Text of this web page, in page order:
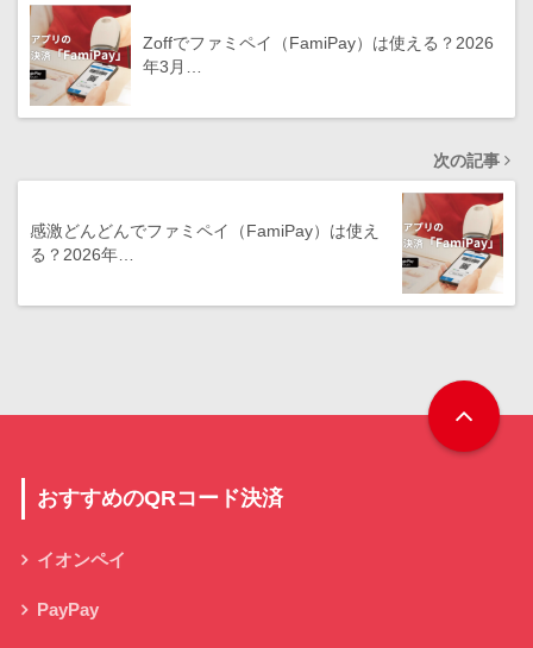
Zoffでファミペイ（FamiPay）は使える？2026
年3月…
次の記事
感激どんどんでファミペイ（FamiPay）は使え
る？2026年…
おすすめのQRコード決済
イオンペイ
PayPay